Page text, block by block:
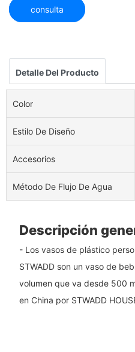
consulta
Detalle Del Producto
Color
Estilo De Diseño
Accesorios
Método De Flujo De Agua
Descripción
- Los vasos de plástico
STWADD son un vaso de
volumen que va desde 500
en China por STWADD